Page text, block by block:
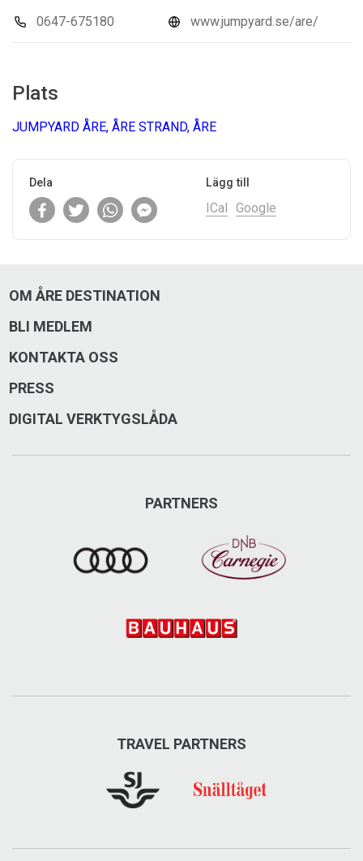
0647-675180
www.jumpyard.se/are/
Plats
JUMPYARD ÅRE, ÅRE STRAND, ÅRE
Dela Lägg till
ICal Google
OM ÅRE DESTINATION
BLI MEDLEM
KONTAKTA OSS
PRESS
DIGITAL VERKTYGSLÅDA
PARTNERS
TRAVEL PARTNERS